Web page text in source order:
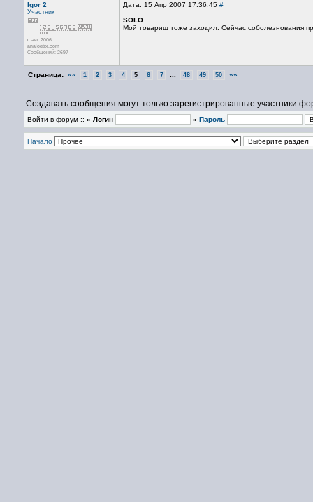
Igor 2
Участник
с авг 2006
analogtrx.com
Сообщений: 2697
Дата: 15 Апр 2007 17:36:45 #
SOLO
Мой товарищ тоже заходил. Сейчас соболезнования
Страница: «« 1 2 3 4 5 6 7 48 49 50 »»
Создавать сообщения могут только зарегистрированные участники
Войти в форум :: » Логин » Пароль
Начало